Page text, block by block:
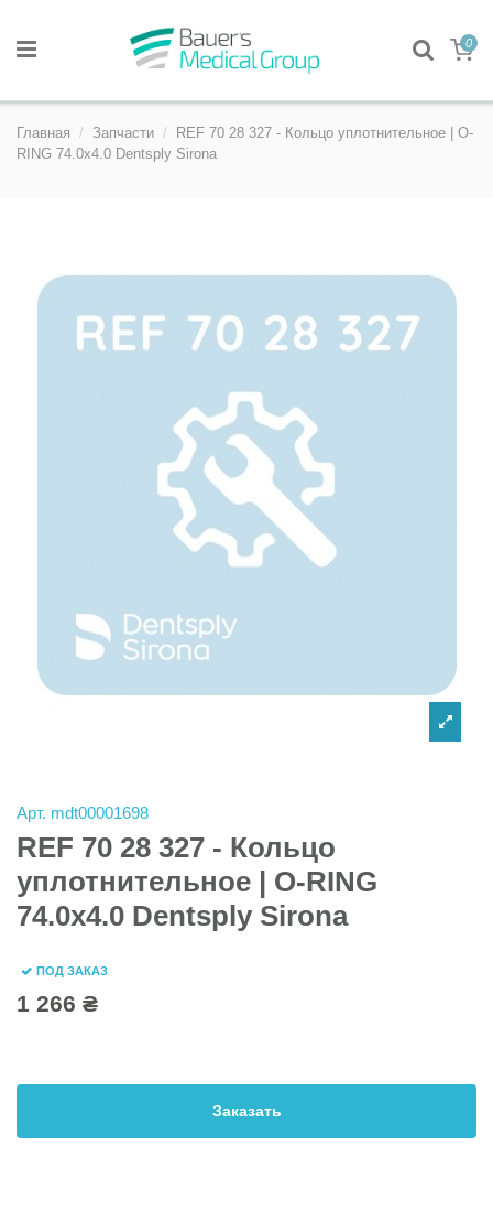
0
Главная Запчасти
REF 70 28 327 - Кольцо уплотнительное | O-
RING 74.0х4.0 Dentsply Sirona
Арт. mdt00001698
REF 70 28 327 - Кольцо
уплотнительное | O-RING
74.0х4.0 Dentsply Sirona
ПОД ЗАКАЗ
1 266 ₴
Заказать